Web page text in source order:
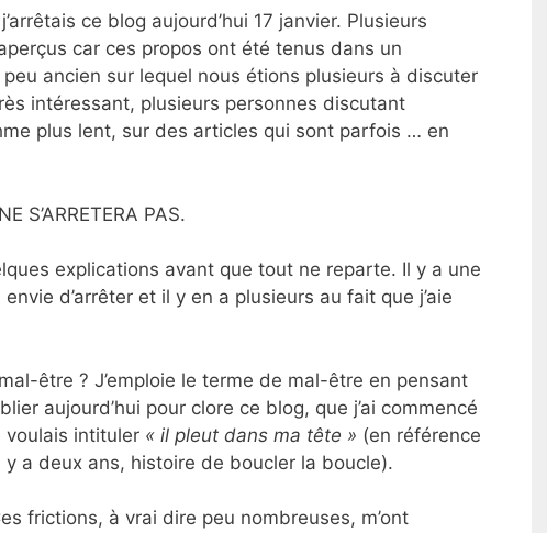
ce blog aujourd’hui 17 janvier. Plusieurs
car ces propos ont été tenus dans un
ancien sur lequel nous étions plusieurs à discuter
intéressant, plusieurs personnes discutant
plus lent, sur des articles qui sont parfois … en
S’ARRETERA PAS.
explications avant que tout ne reparte. Il y a une
d’arrêter et il y en a plusieurs au fait que j’aie
être ? J’emploie le terme de mal-être en pensant
aujourd’hui pour clore ce blog, que j’ai commencé
voulais intituler « il pleut dans ma tête » (en référence
y a deux ans, histoire de boucler la boucle).
frictions, à vrai dire peu nombreuses, m’ont